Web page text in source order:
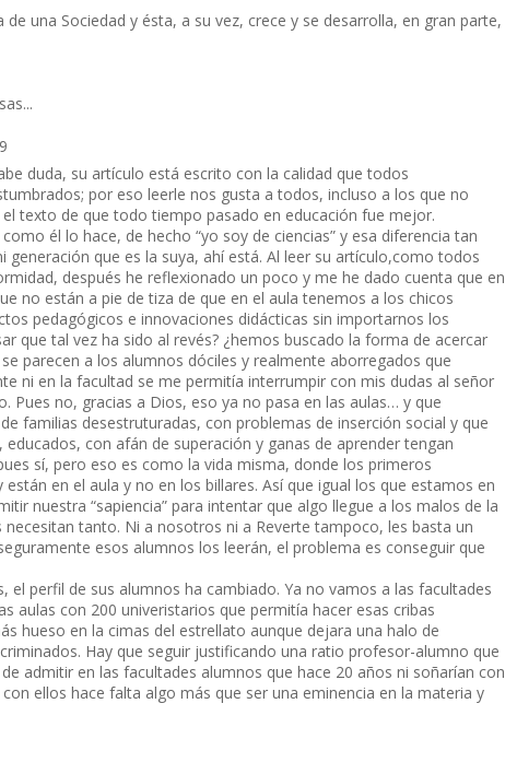
una Sociedad y ésta, a su vez, crece y se desarrolla, en gran parte,
duda, su artículo está escrito con la calidad que todos
por eso leerle nos gusta a todos, incluso a los que no
texto de que todo tiempo pasado en educación fue mejor.
él lo hace, de hecho “yo soy de ciencias” y esa diferencia tan
que es la suya, ahí está. Al leer su artículo,como todos
después he reflexionado un poco y me he dado cuenta que en
no están a pie de tiza de que en el aula tenemos a los chicos
pedagógicos e innovaciones didácticas sin importarnos los
que tal vez ha sido al revés? ¿hemos buscado la forma de acercar
parecen a los alumnos dóciles y realmente aborregados que
ni en la facultad se me permitía interrumpir con mis dudas al señor
Pues no, gracias a Dios, eso ya no pasa en las aulas… y que
familias desestruturadas, con problemas de inserción social y que
con afán de superación y ganas de aprender tengan
sí, pero eso es como la vida misma, donde los primeros
en el aula y no en los billares. Así que igual los que estamos en
nuestra “sapiencia” para intentar que algo llegue a los malos de la
tanto. Ni a nosotros ni a Reverte tampoco, les basta un
esos alumnos los leerán, el problema es conseguir que
el perfil de sus alumnos ha cambiado. Ya no vamos a las facultades
aulas con 200 univeristarios que permitía hacer esas cribas
hueso en la cimas del estrellato aunque dejara una halo de
Hay que seguir justificando una ratio profesor-alumno que
admitir en las facultades alumnos que hace 20 años ni soñarían con
ellos hace falta algo más que ser una eminencia en la materia y